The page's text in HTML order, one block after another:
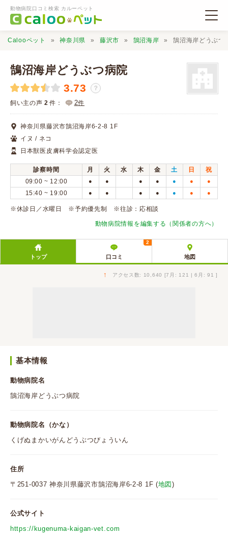
動物病院口コミ検索 カルーペット
動物病院検索
口コミ検索
Calooペットとは？
口コミ投稿
Calooペット 神奈川県 藤沢市 鵠沼海岸 鵠沼海岸どうぶつ
鵠沼海岸どうぶつ病院
3.73 ？
飼い主の声 2 件： 2件
神奈川県藤沢市鵠沼海岸6-2-8 1F
イヌ / ネコ
日本獣医皮膚科学会認定医
診察時間 月 火 水 木 金 土 日
祝
09:00 ~ 12:00
● ● ● ● ● ● ●
15:40 ~ 19:00 ● ● ● ● ● ● ●
※休診日／水曜日 ※予約優先制 ※往診：応相談
動物病院情報を編集する（関係者の方へ）
トップ 口コミ
2
地図
↑ アクセス数: 10,640 [7月: 121 | 6月: 91 ]
基本情報
動物病院名
鵠沼海岸どうぶつ病院
動物病院名（かな）
くげぬまかいがんどうぶつびょういん
住所
〒251-0037 神奈川県藤沢市鵠沼海岸6-2-8 1F (地図)
公式サイト
https://kugenuma-kaigan-vet.com